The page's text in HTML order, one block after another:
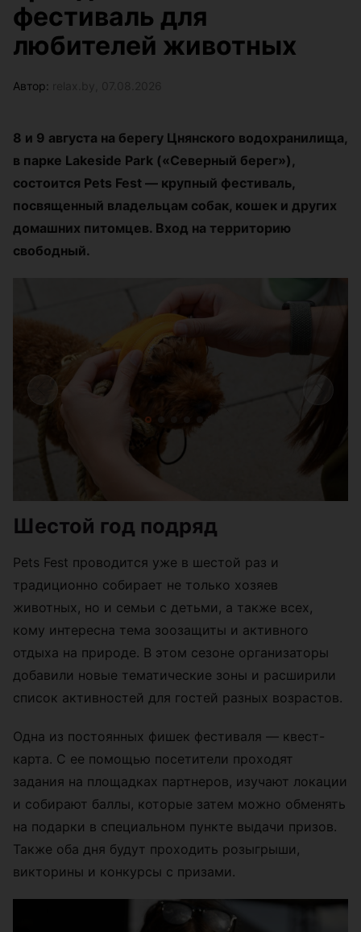
фестиваль для
любителей животных
Автор:
8 и 9 августа на берегу Цнянского водохранилища,
в парке Lakeside Park («Северный берег»),
состоится Pets Fest — крупный фестиваль,
посвященный владельцам собак, кошек и других
домашних питомцев. Вход на территорию
свободный.
Шестой год подряд
Pets Fest проводится уже в шестой раз и
традиционно собирает не только хозяев
животных, но и семьи с детьми, а также всех,
кому интересна тема зоозащиты и активного
отдыха на природе. В этом сезоне организаторы
добавили новые тематические зоны и расширили
список активностей для гостей разных возрастов.
Одна из постоянных фишек фестиваля — квест-
карта. С ее помощью посетители проходят
задания на площадках партнеров, изучают локации
и собирают баллы, которые затем можно обменять
на подарки в специальном пункте выдачи призов.
Также оба дня будут проходить розыгрыши,
викторины и конкурсы с призами.